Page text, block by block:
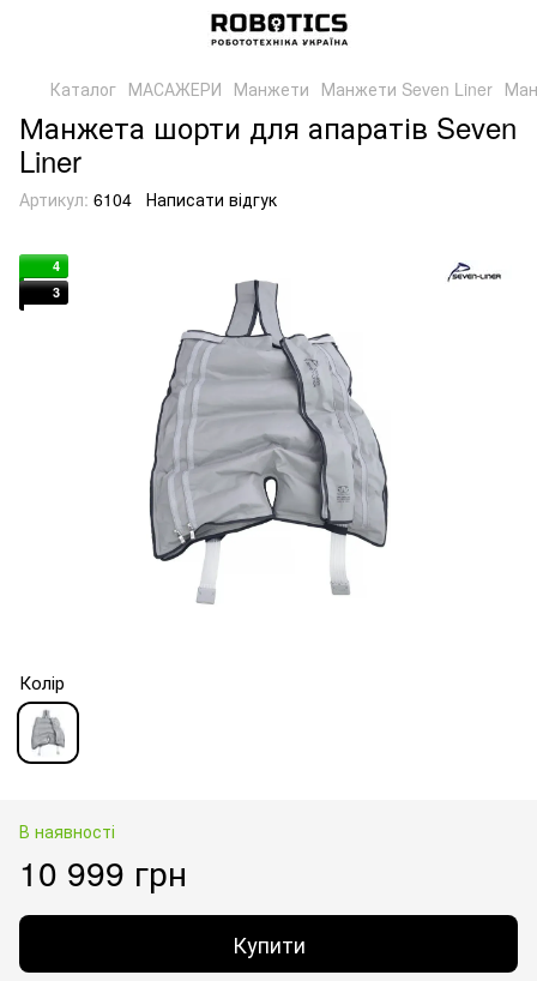
Каталог МАСАЖЕРИ Манжети Манжети Seven Liner
Манжета шорти для апаратів Seven
Liner
Артикул: 6104 Написати відгук
4
3
Колір
В наявності
10 999 грн
Купити